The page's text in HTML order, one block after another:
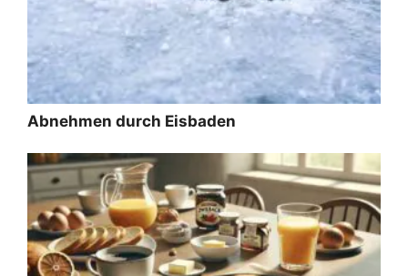
Abnehmen durch Eisbaden